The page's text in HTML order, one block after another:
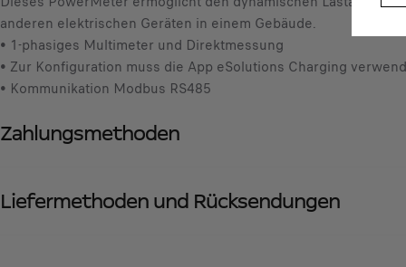
anderen elektrischen Geräten in einem Gebäude.
• 1-phasiges Multimeter und Direktmessung
• Zur Konfiguration muss die App eSolutions Charging
• Kommunikation Modbus RS485
Zahlungsmethoden
Liefermethoden und Rücksendungen